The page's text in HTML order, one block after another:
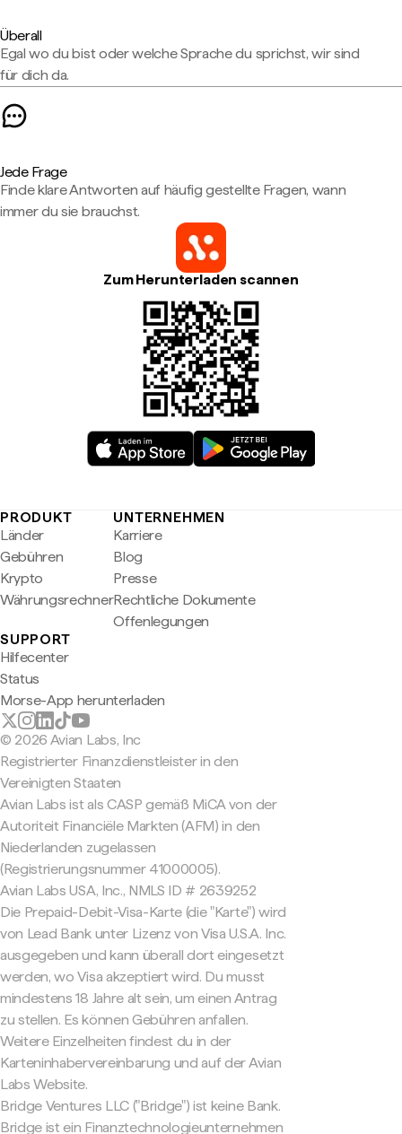
Überall
Egal wo du bist oder welche Sprache du sprichst, wir sind
für dich da.
Jede Frage
Finde klare Antworten auf häufig gestellte Fragen, wann
immer du sie brauchst.
Zum Herunterladen scannen
PRODUKT
Länder
Gebühren
Krypto
Währungsrechner
UNTERNEHMEN
Karriere
Blog
Presse
Rechtliche Dokumente
Offenlegungen
SUPPORT
Hilfecenter
Status
Morse-App herunterladen
© 2026 Avian Labs, Inc
Registrierter Finanzdienstleister in den
Vereinigten Staaten
Avian Labs ist als CASP gemäß MiCA von der
Autoriteit Financiële Markten (AFM) in den
Niederlanden zugelassen
(Registrierungsnummer 41000005).
Avian Labs USA, Inc., NMLS ID # 2639252
Die Prepaid-Debit-Visa-Karte (die "Karte") wird
von Lead Bank unter Lizenz von Visa U.S.A. Inc.
ausgegeben und kann überall dort eingesetzt
werden, wo Visa akzeptiert wird. Du musst
mindestens 18 Jahre alt sein, um einen Antrag
zu stellen. Es können Gebühren anfallen.
Weitere Einzelheiten findest du in der
Karteninhabervereinbarung und auf der Avian
Labs Website.
Bridge Ventures LLC ("Bridge") ist keine Bank.
Bridge ist ein Finanztechnologieunternehmen